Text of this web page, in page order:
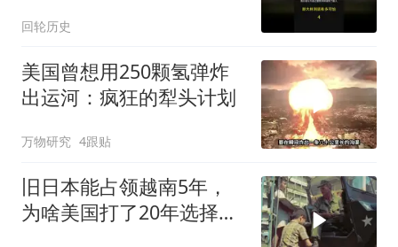
回轮历史
美国曾想用250颗氢弹炸
出运河：疯狂的犁头计划
万物研究 4跟贴
旧日本能占领越南5年，
为啥美国打了20年选择撤